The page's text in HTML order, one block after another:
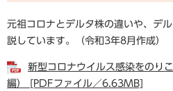
元祖コロナとデルタ株の違いや、デ
説しています。（令和3年8月作成）
新型コロナウイルス感染をのり
編） [PDFファイル／6.63MB]